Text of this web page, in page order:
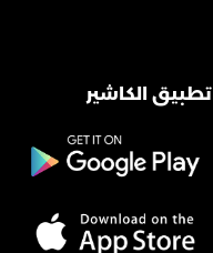
تطبيق الكاشير